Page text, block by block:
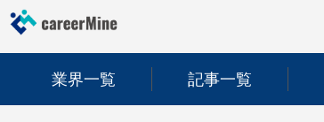
業界一覧 記事一覧